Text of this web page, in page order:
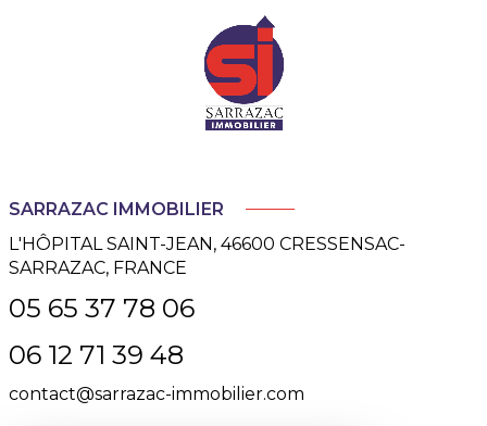
SARRAZAC IMMOBILIER
L'HÔPITAL SAINT-JEAN, 46600 CRESSENSAC-
SARRAZAC, FRANCE
05 65 37 78 06
06 12 71 39 48
contact@sarrazac-immobilier.com